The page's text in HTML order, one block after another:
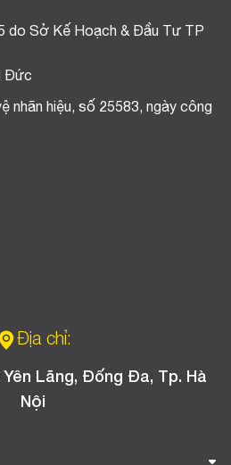
do Sở Kế Hoạch & Đầu Tư TP
Đức
nhãn hiệu, số 25583, ngày công
Địa chỉ:
Yên Lãng, Đống Đa, Tp. Hà
Nội